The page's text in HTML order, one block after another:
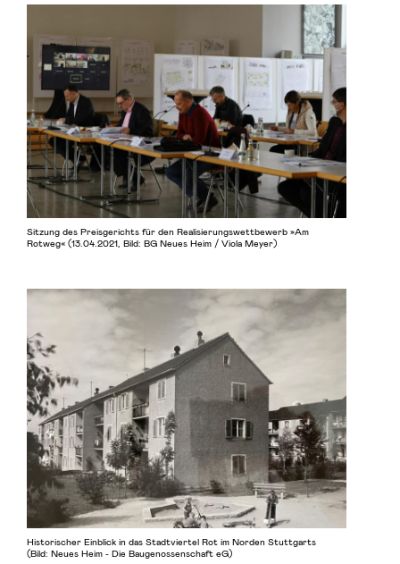
Sitzung des Preisgerichts für den Realisierungswettbewerb »Am
Rotweg« (13.04.2021, Bild: BG Neues Heim / Viola Meyer)
Historischer Einblick in das Stadtviertel Rot im Norden Stuttgarts
(Bild: Neues Heim - Die Baugenossenschaft eG)